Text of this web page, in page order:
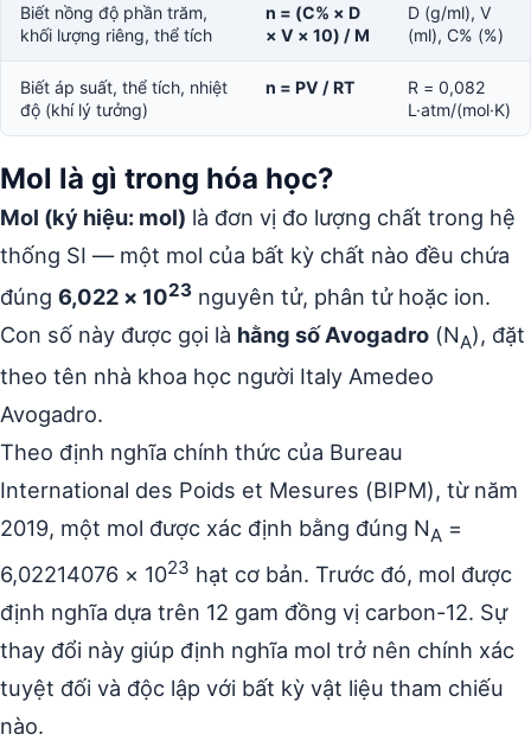
Biết nồng độ phần trăm,
khối lượng riêng, thể tích
n = (C% × D
× V × 10) / M
D (g/ml), V
(ml), C% (%)
Biết áp suất, thể tích, nhiệt
độ (khí lý tưởng)
n = PV / RT
R = 0,082
L·atm/(mol·K)
Mol là gì trong hóa học?
Mol (ký hiệu: mol) là đơn vị đo lượng chất trong hệ
thống SI — một mol của bất kỳ chất nào đều chứa
đúng 6,022 × 1023 nguyên tử, phân tử hoặc ion.
Con số này được gọi là hằng số Avogadro (NA), đặt
theo tên nhà khoa học người Italy Amedeo
Avogadro.
Theo định nghĩa chính thức của Bureau
International des Poids et Mesures (BIPM), từ năm
2019, một mol được xác định bằng đúng NA =
6,02214076 × 1023 hạt cơ bản. Trước đó, mol được
định nghĩa dựa trên 12 gam đồng vị carbon-12. Sự
thay đổi này giúp định nghĩa mol trở nên chính xác
tuyệt đối và độc lập với bất kỳ vật liệu tham chiếu
nào.